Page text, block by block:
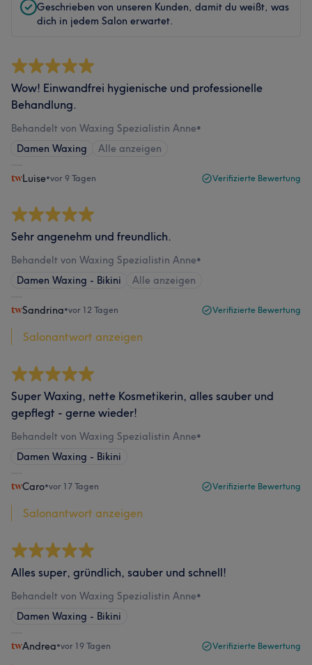
Geschrieben von unseren Kunden, damit du weißt, was
dich in jedem Salon erwartet.
Wow! Einwandfrei hygienische und professionelle
Behandlung.
Behandelt von Waxing Spezialistin Anne•
Damen Waxing
Alle anzeigen
Luise•vor 9 Tagen Verifizierte Bewertung
Sehr angenehm und freundlich.
Behandelt von Waxing Spezialistin Anne•
Damen Waxing - Bikini
Alle anzeigen
Sandrina•vor 12 Tagen Verifizierte Bewertung
Salonantwort anzeigen
Super Waxing, nette Kosmetikerin, alles sauber und
gepflegt - gerne wieder!
Behandelt von Waxing Spezialistin Anne•
Damen Waxing - Bikini
Caro•vor 17 Tagen Verifizierte Bewertung
Salonantwort anzeigen
Alles super, gründlich, sauber und schnell!
Behandelt von Waxing Spezialistin Anne•
Damen Waxing - Bikini
Andrea•vor 19 Tagen Verifizierte Bewertung